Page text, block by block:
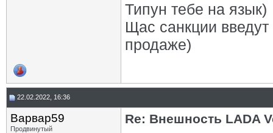
Типун тебе на язык)
Щас санкции введут
продаже)
22.02.2022, 16:36
Варвар59
Продвинутый
Re: Внешность LADA